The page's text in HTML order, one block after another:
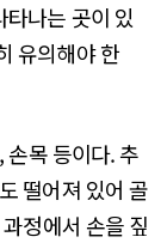
나는 곳이 있
유의해야 한
손목 등이다. 추
떨어져 있어 골
정에서 손을 짚